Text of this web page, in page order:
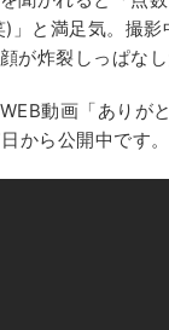
」と満足気。撮
が炸裂しっぱなし
動画「ありが
から公開中です。